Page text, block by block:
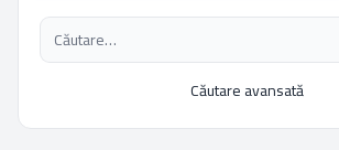
Căutare avansată